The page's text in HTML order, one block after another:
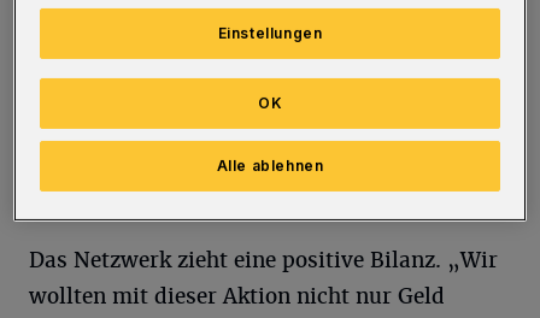
Förderschule Wuppertal für körperliche und
motorische Entwicklung an der
Melanchthonstraße waren dabei. Alle
Startgelder wurden durch „fair-dienen“
verdoppelt. So konnte ein Scheck über 3.000
Euro an die Schule übergeben werden.
Das Netzwerk zieht eine positive Bilanz. „Wir
wollten mit dieser Aktion nicht nur Geld
Einstellungen
Alle ablehnen
OK